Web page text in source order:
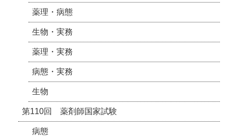
薬理・病態
生物・実務
薬理・実務
病態・実務
生物
第110回 薬剤師国家試験
病態